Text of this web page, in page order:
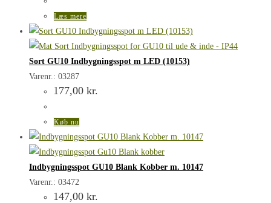
Læs mere
Sort GU10 Indbygningsspot m LED (10153)
Varenr.: 03287
177,00 kr.
Køb nu
Indbygningsspot GU10 Blank Kobber m. 10147
Varenr.: 03472
147,00 kr.